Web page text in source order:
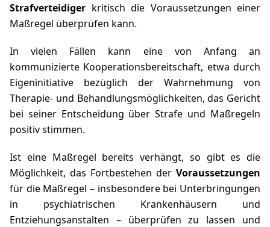
Strafverteidiger kritisch die Voraussetzungen einer
Maßregel überprüfen kann.
In vielen Fällen kann eine von Anfang an
kommunizierte Kooperationsbereitschaft, etwa durch
Eigeninitiative bezüglich der Wahrnehmung von
Therapie- und Behandlungsmöglichkeiten, das Gericht
bei seiner Entscheidung über Strafe und Maßregeln
positiv stimmen.
Ist eine Maßregel bereits verhängt, so gibt es die
Möglichkeit, das Fortbestehen der Voraussetzungen
für die Maßregel – insbesondere bei Unterbringungen
in psychiatrischen Krankenhäusern und
Entziehungsanstalten – überprüfen zu lassen und